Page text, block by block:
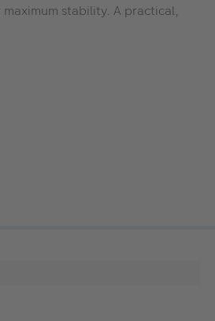
stability. A practical,